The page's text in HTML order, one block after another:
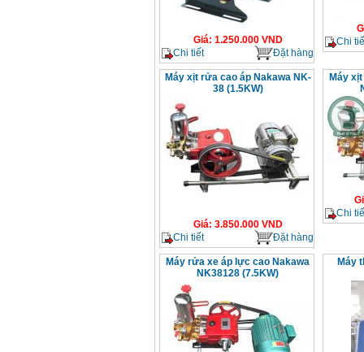
Giá: 1.250.000VND
Chi tiết
Đặt hàng
Chi
Máy xịt rửa cao áp Nakawa NK-
38 (1.5KW)
Giá: 3.850.000VND
Chi tiết
Đặt hàng
Máy
Chi
Máy rửa xe áp lực cao Nakawa
NK38128 (7.5KW)
Máy